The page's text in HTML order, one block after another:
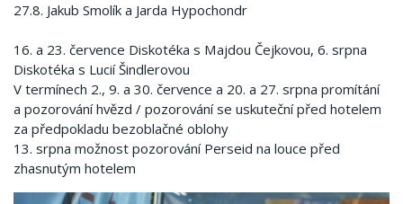
27.8. Jakub Smolík a Jarda Hypochondr
16. a 23. července Diskotéka s Majdou Čejkovou, 6. srpna
Diskotéka s Lucií Šindlerovou
V termínech 2., 9. a 30. července a 20. a 27. srpna promítání
a pozorování hvězd / pozorování se uskuteční před hotelem
za předpokladu bezoblačné oblohy
13. srpna možnost pozorování Perseid na louce před
zhasnutým hotelem